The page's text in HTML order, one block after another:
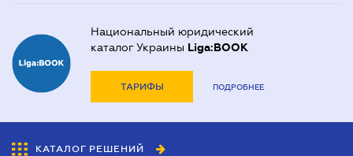
Национальный юридический
каталог Украины Liga:BOOK
ТАРИФЫ ПОДРОБНЕЕ
КАТАЛОГ РЕШЕНИЙ